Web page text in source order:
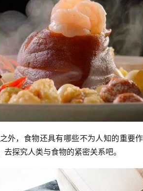
外，食物还具有哪些不为人知的重要
探究人类与食物的紧密关系吧。